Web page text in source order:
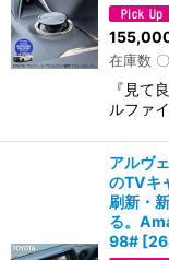
在庫数 〇
『見て
ルファ
アルヴ
のTVキ
刷新・
る。
98# [